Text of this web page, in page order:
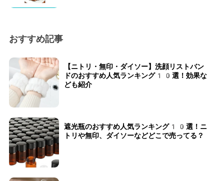
おすすめ記事
【ニトリ・無印・ダイソー】洗顔リストバン
ドのおすすめ人気ランキング10選！効果な
ども紹介
遮光瓶のおすすめ人気ランキング10選！ニ
トリや無印、ダイソーなどどこで売ってる？